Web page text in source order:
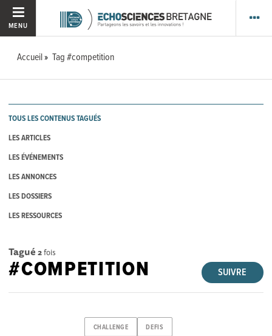
MENU
Accueil Tag #competition
TOUS LES CONTENUS TAGUÉS
LES ARTICLES
LES ÉVÉNEMENTS
LES ANNONCES
LES DOSSIERS
LES RESSOURCES
Tagué 2fois
SUIVRE
#COMPETITION
CHALLENGE DEFIS